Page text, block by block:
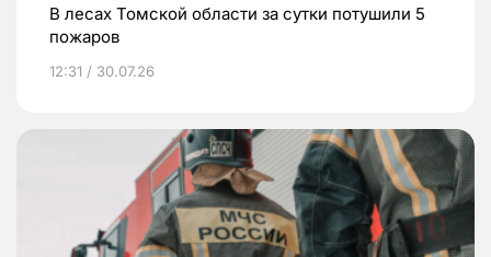
В лесах Томской области за сутки потушили 5
пожаров
12:31 / 30.07.26